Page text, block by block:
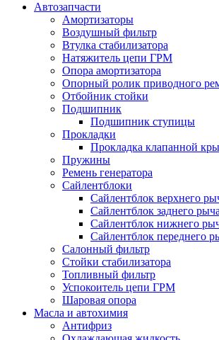
Автозапчасти
Амортизаторы
Воздушный фильтр
Втулка стабилизатора
Натяжитель цепи ГРМ
Опора амортизатора
Опорный ролик приводного
Отбойник стойки
Подшипник
Подшипник ступицы
Прокладки
Прокладка клапанной
Пружины
Ремень генератора
Сайлентблоки
Сайлентблок верхнего
Сайлентблок заднего
Сайлентблок нижнего
Сайлентблок переднего
Салонный фильтр
Стойки стабилизатора
Топливный фильтр
Успокоитель цепи ГРМ
Шаровая опора
Масла и автохимия
Антифриз